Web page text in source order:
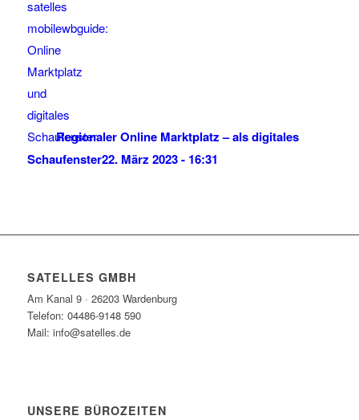
Regionaler Online Marktplatz – als digitales
Schaufenster22. März 2023 - 16:31
SATELLES GMBH
Am Kanal 9 · 26203 Wardenburg
Telefon: 04486-9148 590
Mail: info@satelles.de
UNSERE BÜROZEITEN